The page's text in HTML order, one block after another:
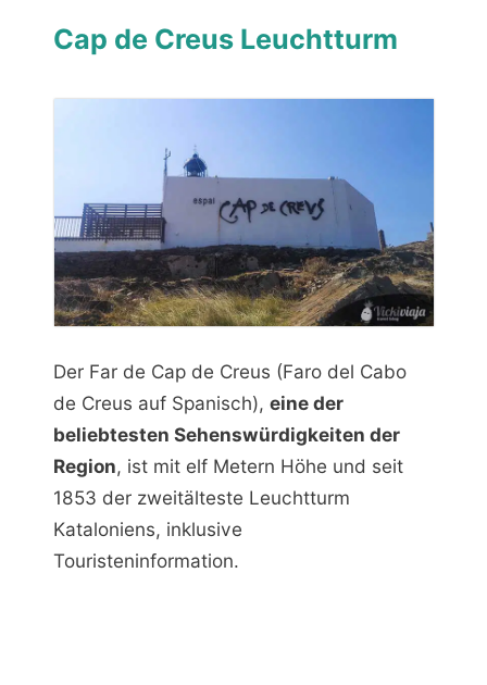
Cap de Creus Leuchtturm
Der Far de Cap de Creus (Faro del Cabo
de Creus auf Spanisch),eine der
beliebtesten Sehenswürdigkeiten der
Region, ist mit elf Metern Höhe und seit
1853 der zweitälteste Leuchtturm
Kataloniens, inklusive
Touristeninformation.